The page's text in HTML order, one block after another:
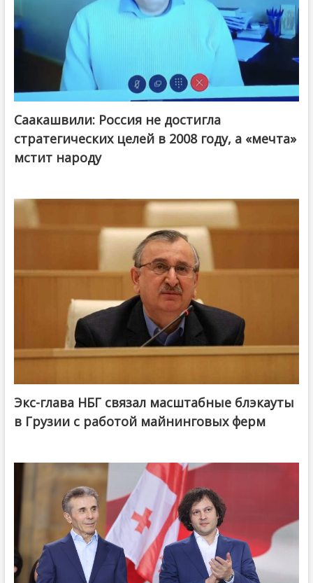
Саакашвили: Россия не достигла
стратегических целей в 2008 году, а «мечта»
мстит народу
Экс-глава НБГ связал масштабные блэкауты
в Грузии с работой майнинговых ферм